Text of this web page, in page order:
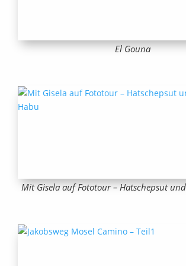
El Gouna
Mit Gisela auf Fototour – Hatschepsut